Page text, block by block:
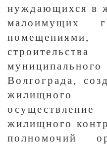
нуждающихся в
малоимущих
Волгограда,
жилищного
жилищного
полномочий